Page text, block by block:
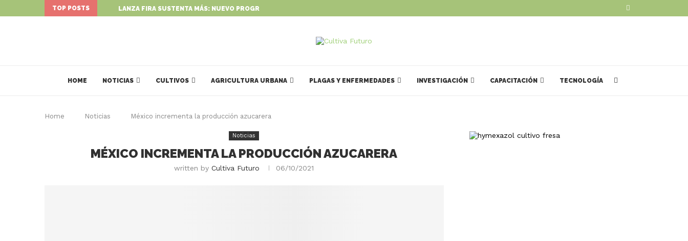
TOP POSTS LANZA FIRA SUSTENTA MÁS: NUEVO PROGRAMA PARA IMPULSAR...
HOME NOTICIAS CULTIVOS AGRICULTURA URBANA PLAGAS Y ENFERMEDADES INVESTIGACIÓN CAPACITACIÓN TECNOLOGÍA
Home Noticias México incrementa la producción azucarera
Noticias
MÉXICO INCREMENTA LA PRODUCCIÓN AZUCARERA
written byCultiva Futuro 06/10/2021